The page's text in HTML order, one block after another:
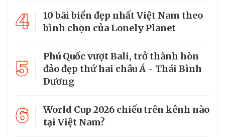
4
10 bãi biển đẹp nhất Việt Nam theo
bình chọn của Lonely Planet
5
Phú Quốc vượt Bali, trở thành hòn
đảo đẹp thứ hai châu Á - Thái Bình
Dương
6
World Cup 2026 chiếu trên kênh nào
tại Việt Nam?